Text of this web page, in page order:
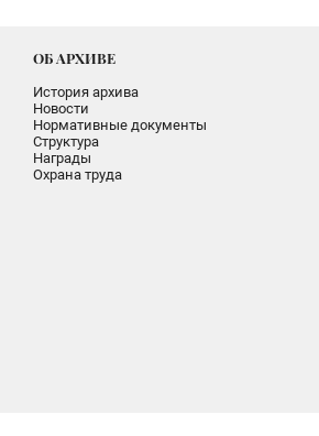
ОБ АРХИВЕ
История архива
Новости
Нормативные документы
Структура
Награды
Охрана труда